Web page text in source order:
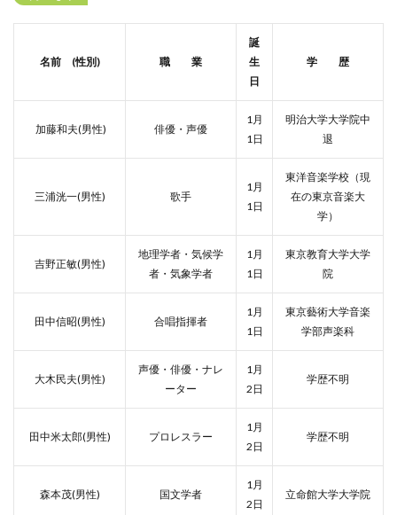
名前 (性別) 職 業
誕
生
日
学 歴
加藤和夫(男性) 俳優・声優
1月
1日
明治大学大学院中
退
三浦洸一(男性) 歌手
1月
1日
東洋音楽学校（現
在の東京音楽大
学）
吉野正敏(男性)
地理学者・気候学
者・気象学者
1月
1日
東京教育大学大学
院
田中信昭(男性) 合唱指揮者
1月
1日
東京藝術大学音楽
学部声楽科
大木民夫(男性)
声優・俳優・ナレ
ーター
1月
2日
学歴不明
田中米太郎(男性) プロレスラー
1月
2日
学歴不明
森本茂(男性) 国文学者
1月
2日
立命館大学大学院